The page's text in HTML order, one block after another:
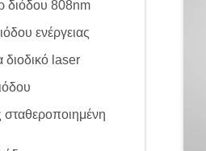
διόδου 808nm
ενέργειας
διοδικό laser